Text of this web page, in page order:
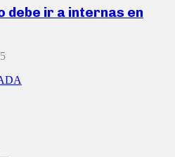
debe ir a internas en